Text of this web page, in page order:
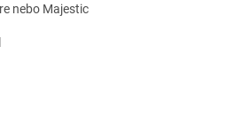
nebo Majestic